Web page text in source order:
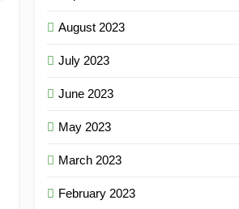
August 2023
July 2023
June 2023
May 2023
March 2023
February 2023